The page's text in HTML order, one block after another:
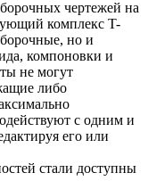
чертежей на
комплекс T-
но и
компоновки и
не могут
либо
с одним и
его или
стали доступны